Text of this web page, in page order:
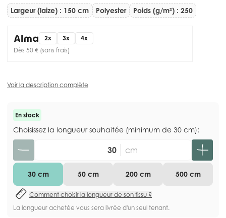
Largeur (laize) : 150 cm Polyester Poids (g/m²) : 250
2x 3x
4x
Dès 50 € (sans frais)
Voir la description complète
En stock
Choisissez la longueur souhaitée (minimum de 30 cm):
cm
30 cm 50 cm 200 cm 500 cm
Comment choisir la longueur de son tissu ?
La longueur achetée vous sera livrée d'un seul tenant.